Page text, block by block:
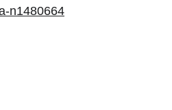
n1480664